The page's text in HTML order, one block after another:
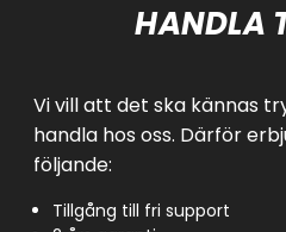
HANDLA
Vi vill att det ska kännas
handla hos oss. Därför
följande:
Tillgång till fri support